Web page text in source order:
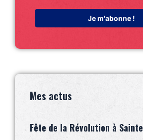
Mes actus
Fête de la Révolution à